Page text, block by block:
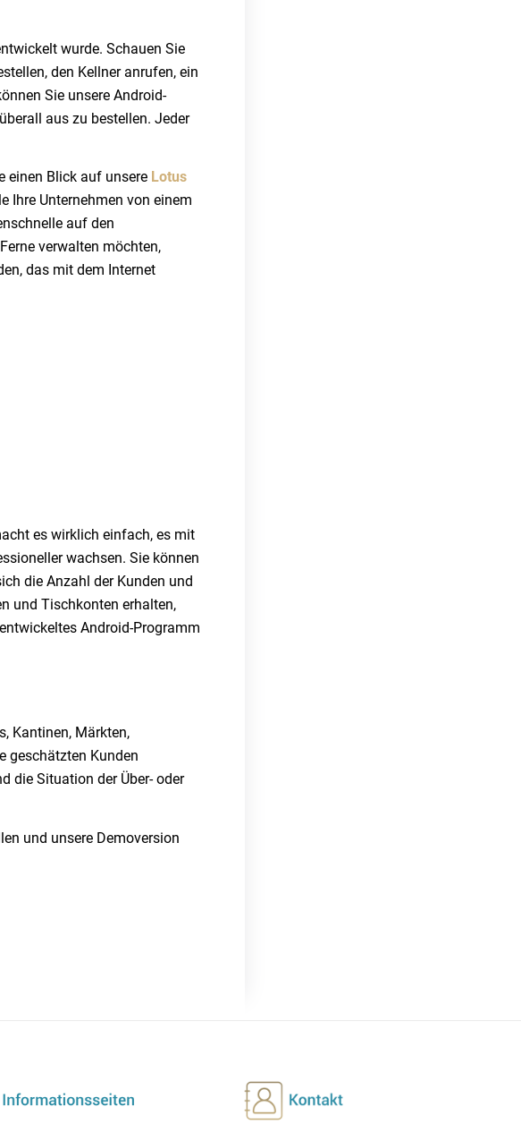
wurde. Schauen Sie
den Kellner anrufen, ein
Sie unsere Android-
aus zu bestellen. Jeder
einen Blick auf unsere Lotus
Ihre Unternehmen von einem
auf den
verwalten möchten,
das mit dem Internet
es wirklich einfach, es mit
wachsen. Sie können
die Anzahl der Kunden und
und Tischkonten erhalten,
Android-Programm
Kantinen, Märkten,
geschätzten Kunden
die Situation der Über- oder
und unsere Demoversion